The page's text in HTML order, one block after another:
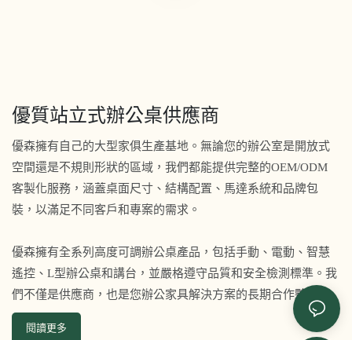
優質站立式辦公桌供應商
優森擁有自己的大型家俱生產基地。無論您的辦公室是開放式
空間還是不規則形狀的區域，我們都能提供完整的OEM/ODM
客製化服務，涵蓋桌面尺寸、結構配置、馬達系統和品牌包
裝，以滿足不同客戶和專案的需求。
優森擁有全系列高度可調辦公桌產品，包括手動、電動、智慧
遙控、L型辦公桌和講台，並嚴格遵守品質和安全檢測標準。我
們不僅是供應商，也是您辦公家具解決方案的長期合作夥伴。
閱讀更多